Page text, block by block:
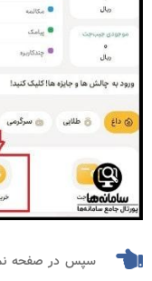
سپس در صفحه